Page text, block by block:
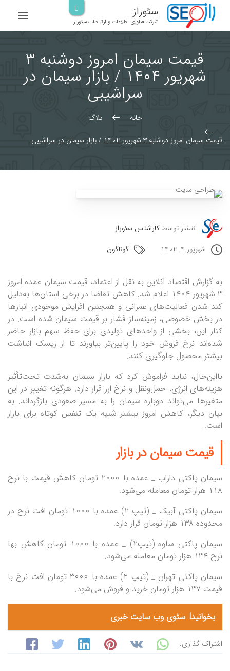
سئوراز
شرکت فناوری اطلاعات و ارتباطات سئوراز
قیمت سیمان امروز دوشنبه ۳
شهریور ۱۴۰۴ / بازار سیمان در
سراشیبی
خانه
بلاگ
قیمت سیمان امروز دوشنبه ۳ شهریور ۱۴۰۴ / بازار سیمان در سراشیبی
انتشار توسط کارشناس سئوراز
شهریور ۴, ۱۴۰۴
گوناگون
به گزارش اقتصاد آنلاین به نقل از اعتماد، قیمت سیمان عمده امروز
۳ شهریور ۱۴۰۴ اعلام شد. کاهش تقاضا در برخی استان‌ها به‌دلیل
کند شدن فعالیت‌های عمرانی و همچنین افزایش موجودی انبار‌ها
در بخش خصوصی، زمینه‌ساز فشار بر قیمت سیمان شده است. در
کنار این، بخشی از واحد‌های تولیدی برای حفظ سهم بازار حاضر
شده‌اند نرخ فروش خود را پایین‌تر بیاورند تا از ریسک انباشت
بیشتر محصول جلوگیری کنند.
بااین‌حال، نباید فراموش کرد که بازار سیمان به‌شدت تحت‌تأثیر
هزینه‌های انرژی، حمل‌ونقل و نرخ ارز قرار دارد. هرگونه تغییر در این
متغیر‌ها می‌تواند دوباره سیمان را به مسیر صعودی بازگرداند. به
بیان دیگر، کاهش امروز بیشتر شبیه یک تنفس کوتاه برای بازار
است.
قیمت سیمان در بازار
سیمان پاکتی داراب _ عمده با ۲۰۰۰ تومان کاهش قیمت با نرخ
۱۱۸ هزار تومان معامله می‌شود.
سیمان پاکتی آبیک _ (تیپ ۲) عمده با ۱۰۰۰ تومان افت نرخ در
محدوده ۱۳۸ هزار تومان قرار دارد.
سیمان پاکتی ساوه (تیپ۲) _ عمده با ۱۰۰۰ تومان کاهش بها
نرخ ۱۳۴ هزار تومان معامله می‌شود.
سیمان پاکتی تهران _ (تیپ ۲) عمده با ۳۰۰۰ تومان افت نرخ با
قیمت ۱۳۷ هزار تومان خرید و فروش می‌شود.
بخوانید! سئوی وب سایت خبری
اشتراک گذاری: